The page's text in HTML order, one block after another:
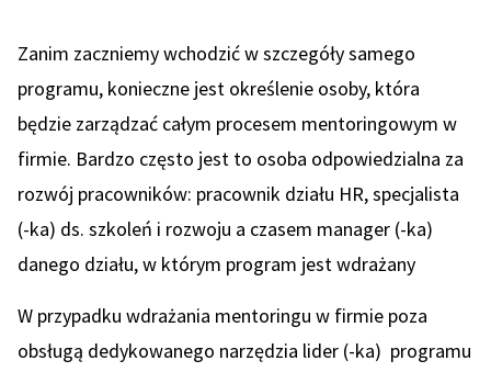
Zanim zaczniemy wchodzić w szczegóły samego
programu, konieczne jest określenie osoby, która
będzie zarządzać całym procesem mentoringowym w
firmie. Bardzo często jest to osoba odpowiedzialna za
rozwój pracowników: pracownik działu HR, specjalista
(-ka) ds. szkoleń i rozwoju a czasem manager (-ka)
danego działu, w którym program jest wdrażany
W przypadku wdrażania mentoringu w firmie poza
obsługą dedykowanego narzędzia lider (-ka) programu